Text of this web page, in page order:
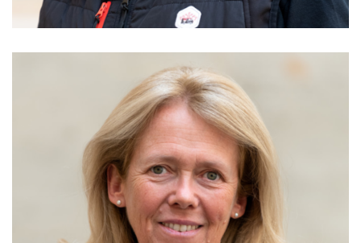
MAINTIEN DE L'AUTONOMIE, BIEN-VEILLIR,
AIDANCE